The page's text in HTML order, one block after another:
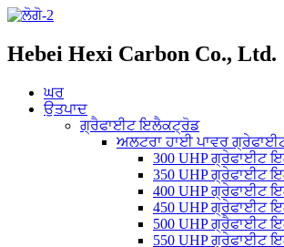
Hebei Hexi Carbon Co., Ltd.
ਘਰ
ਉਤਪਾਦ
ਗ੍ਰੈਫਾਈਟ ਇਲੈਕਟ੍ਰੋਡ
ਅਲਟਰਾ ਹਾਈ ਪਾਵਰ
300 UHP ਗ੍ਰੇਫਾਈਟ
350 UHP ਗ੍ਰੇਫਾਈਟ
400 UHP ਗ੍ਰੇਫਾਈਟ
450 UHP ਗ੍ਰੇਫਾਈਟ
500 UHP ਗ੍ਰੈਫਾਈਟ
550 UHP ਗ੍ਰੇਫਾਈਟ